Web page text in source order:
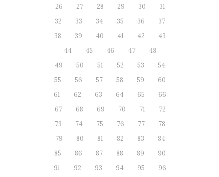
26
27 28 29 30
31
32
33 34 35 36
37
38
39 40 41 42
43
44
45 46 47
48
49
50 51 52 53
54
55
56 57 58 59
60
61
62 63 64 65
66
67
68 69 70 71
72
73
74 75 76 77
78
79
80 81 82 83
84
85
86 87 88 89
90
91
92 93 94 95
96